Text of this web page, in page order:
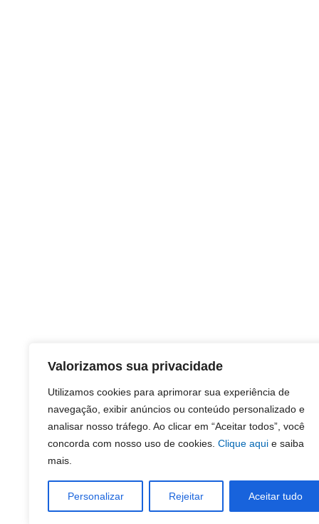
Valorizamos sua privacidade
Utilizamos cookies para aprimorar sua experiência de
navegação, exibir anúncios ou conteúdo personalizado e
analisar nosso tráfego. Ao clicar em “Aceitar todos”, você
concorda com nosso uso de cookies. Clique aqui e saiba
mais.
Personalizar Rejeitar Aceitar tudo